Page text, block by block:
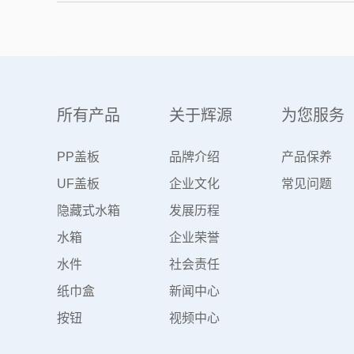
所有产品
PP盖板
UF盖板
隐藏式水箱
水箱
水件
纸巾盒
按钮
关于辉源
品牌介绍
企业文化
发展历程
企业荣誉
社会责任
新闻中心
视频中心
为您服务
产品保养
常见问题